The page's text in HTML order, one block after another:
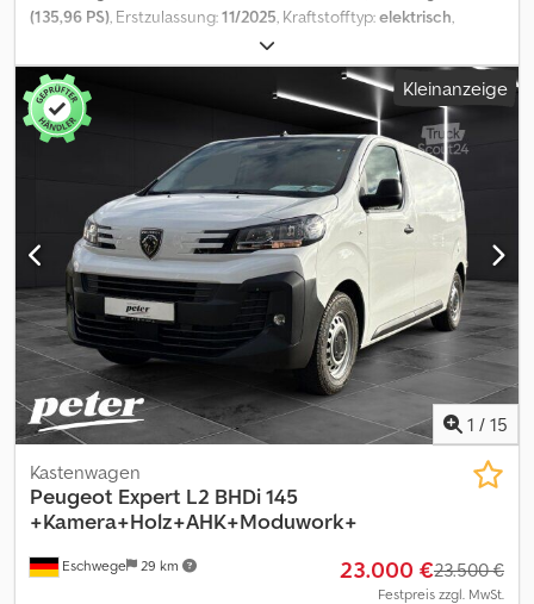
(135,96 PS), Erstzulassung:11/2025, Kraftstofftyp:elektrisch,
, Kraftstoff:
Fahrerkabine:Sonstige, Getriebetyp:Automatisch,
Emissionsklasse:
, Anzahl der Sitzplätze: , Ausstattung:ABS,
Airbag, Bordcomputer, Elektronisches Stabilitätsprogramm
(ESP), Klimaanlage, Parksensoren, Schiebetür, Servolenkung,
Sitzheizung, Tempomat, Traktionskontrolle, Wegfahrsperre,
Zentralverriegelung, Weiteres * Analoge Rückfahrkamera
inklusive AIO Infotainment * Kaolin Weiß * Laderaumboden und
Seitenwändeaus Kunststoff (PP) * Onboard Charger 11 kW 3-
phasig * Stoff Curitiba Anthrazit * Winter Paket BEV Dedpfxszf Dx
Ej Ahysck - .
Kleinanzeige
1 / 15
Eschwege 29 km
Kastenwagen
Peugeot Expert L2 BHDi 145
+Kamera+Holz+AHK+Moduwork+
23.000 €23.500 €
Festpreis zzgl. MwSt.